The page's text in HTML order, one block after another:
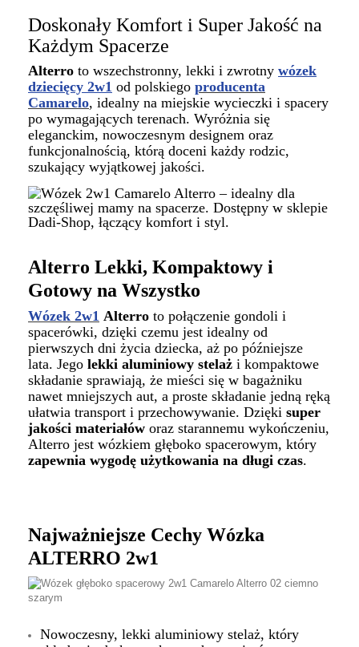
Doskonały Komfort i Super Jakość na
Każdym Spacerze
Alterro to wszechstronny, lekki i zwrotny wózek
dziecięcy 2w1 od polskiego producenta
Camarelo, idealny na miejskie wycieczki i spacery
po wymagających terenach. Wyróżnia się
eleganckim, nowoczesnym designem oraz
funkcjonalnością, którą doceni każdy rodzic,
szukający wyjątkowej jakości.
Alterro Lekki, Kompaktowy i
Gotowy na Wszystko
Wózek 2w1 Alterro to połączenie gondoli i
spacerówki, dzięki czemu jest idealny od
pierwszych dni życia dziecka, aż po późniejsze
lata. Jego lekki aluminiowy stelaż i kompaktowe
składanie sprawiają, że mieści się w bagażniku
nawet mniejszych aut, a proste składanie jedną ręką
ułatwia transport i przechowywanie. Dzięki super
jakości materiałów oraz starannemu wykończeniu,
Alterro jest wózkiem głęboko spacerowym, który
zapewnia wygodę użytkowania na długi czas.
Najważniejsze Cechy Wózka
ALTERRO 2w1
Nowoczesny, lekki aluminiowy stelaż, który